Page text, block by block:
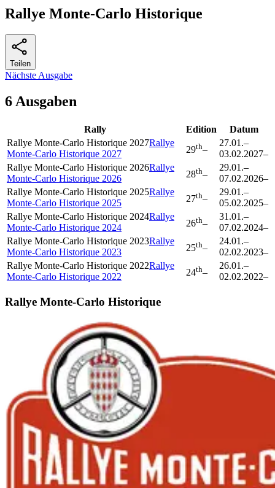
Rallye Monte-Carlo Historique
Teilen
Nächste Ausgabe
6 Ausgaben
Rally Edition
Datum
Rallye Monte-Carlo Historique 2027Rallye
Monte-Carlo Historique 2027
29th–
27.01.–
03.02.2027–
Rallye Monte-Carlo Historique 2026Rallye
Monte-Carlo Historique 2026
28th–
29.01.–
07.02.2026–
Rallye Monte-Carlo Historique 2025Rallye
Monte-Carlo Historique 2025
27th–
29.01.–
05.02.2025–
Rallye Monte-Carlo Historique 2024Rallye
Monte-Carlo Historique 2024
26th–
31.01.–
07.02.2024–
Rallye Monte-Carlo Historique 2023Rallye
Monte-Carlo Historique 2023
25th–
24.01.–
02.02.2023–
Rallye Monte-Carlo Historique 2022Rallye
Monte-Carlo Historique 2022
24th–
26.01.–
02.02.2022–
Rallye Monte-Carlo Historique